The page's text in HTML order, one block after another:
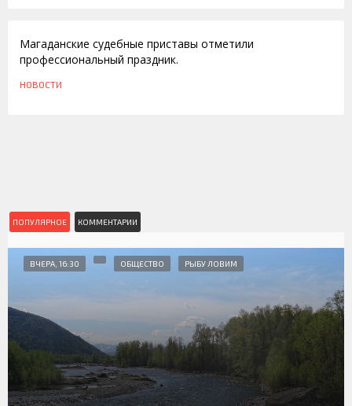
Магаданские судебные приставы отметили
профессиональный праздник.
НОВОСТИ
ПОПУЛЯРНОЕ КОММЕНТАРИИ
ВЧЕРА, 16:30 ОБЩЕСТВО РЫБУ ЛОВИМ